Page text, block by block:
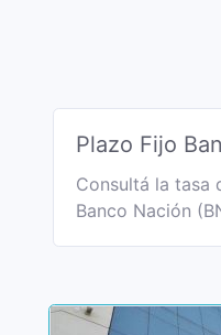
Plazo Fijo
Consultá la tasa
Banco Nación